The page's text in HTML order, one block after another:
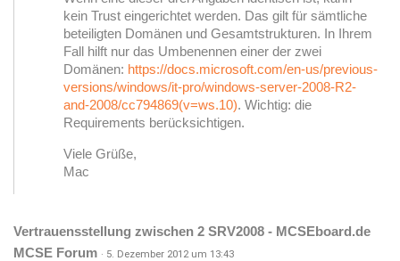
kein Trust eingerichtet werden. Das gilt für sämtliche
beteiligten Domänen und Gesamtstrukturen. In Ihrem
Fall hilft nur das Umbenennen einer der zwei
Domänen: https://docs.microsoft.com/en-us/previous-
versions/windows/it-pro/windows-server-2008-R2-
and-2008/cc794869(v=ws.10). Wichtig: die
Requirements berücksichtigen.
Viele Grüße,
Mac
Vertrauensstellung zwischen 2 SRV2008 - MCSEboard.de
MCSE Forum · 5. Dezember 2012 um 13:43